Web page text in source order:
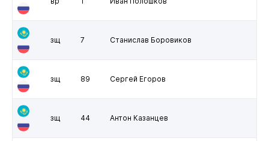
зщ 7 Станислав Боровиков
зщ 89 Сергей Егоров
зщ 44 Антон Казанцев